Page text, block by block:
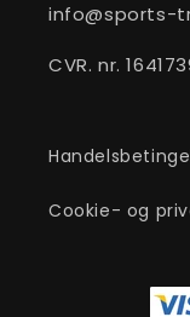
info@sports-
CVR. nr.
Cookie- og